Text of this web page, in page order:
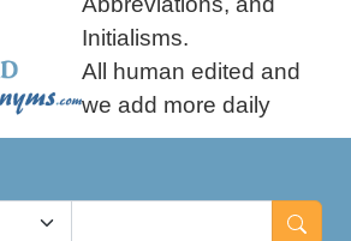
Initialisms.
All human edited and
we add more daily